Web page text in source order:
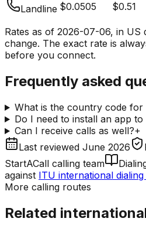
Landline $0.0505 $0.51
Rates as of 2026-07-06, in US
change. The exact rate is
before you connect.
Frequently asked
What is the country code for
Do I need to install an app
Can I receive calls as well?+
Last reviewed June 2026
StartACall calling team
against ITU international
More calling routes
Related